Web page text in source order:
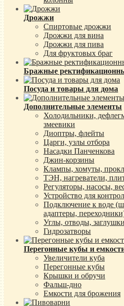
Дрожжи
Спиртовые дрожжи
Дрожжи для вина
Дрожжи для пива
Для фруктовых браг
Бражные
Посуда и товары для дома
Дополнительные элементы
Холодильники,
змеевики
Диоптры, флейты
Царги, узлы отбора
Насадки Панченкова
Джин-корзины
Клампы, хомуты,
ТЭН, нагреватели,
Регуляторы, насосы,
Устройство для
Подключение к воде
адаптеры,
Углы, отводы,
Гидрозатворы
Перегонные кубы и
Увеличители куба
Перегонные кубы
Крышки и обручи
Фальш-дно
Емкости для брожения